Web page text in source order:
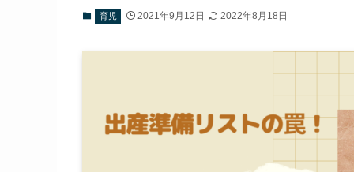
育児 2021年9月12日 2022年8月18日